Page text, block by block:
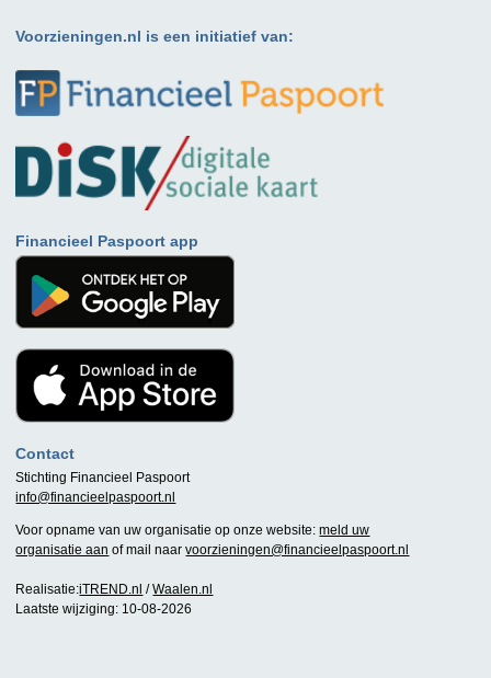
Voorzieningen.nl is een initiatief van:
Financieel Paspoort app
Contact
Stichting Financieel Paspoort
info@financieelpaspoort.nl
Voor opname van uw organisatie op onze website:meld uw
organisatie aan of mail naarvoorzieningen@financieelpaspoort.nl
Realisatie:iTREND.nl /Waalen.nl
Laatste wijziging: 10-08-2026